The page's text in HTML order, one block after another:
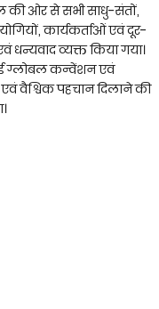
ओर से सभी साधु-संतों,
कार्यकर्ताओं एवं दूर-
व्यक्त किया गया।
ग्लोबल कन्वेंशन एवं
वैश्विक पहचान दिलाने की